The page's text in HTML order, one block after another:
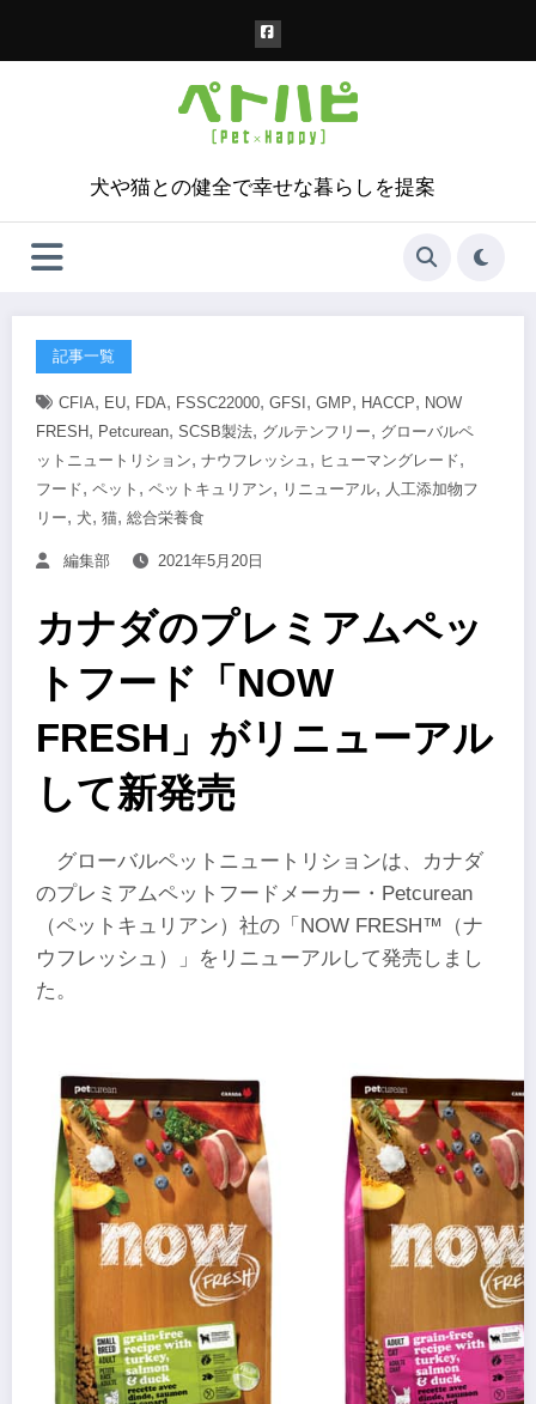
犬や猫との健全で幸せな暮らしを提案
記事一覧
CFIA, EU, FDA, FSSC22000, GFSI , GMP, HACCP, NOW
FRESH , Petcurean, SCSB製法, グルテンフリー, グローバルペ
ットニュートリション, ナウフレッシュ , ヒューマングレード,
フード, ペット , ペットキュリアン, リニューアル, 人工添加物フ
リー, 犬, 猫, 総合栄養食
編集部 2021年5月20日
カナダのプレミアムペッ
トフード「NOW
FRESH」がリニューアル
して新発売
グローバルペットニュートリションは、カナダ
のプレミアムペットフードメーカー・Petcurean
（ペットキュリアン）社の「NOW FRESH™（ナ
ウフレッシュ）」をリニューアルして発売しまし
た。